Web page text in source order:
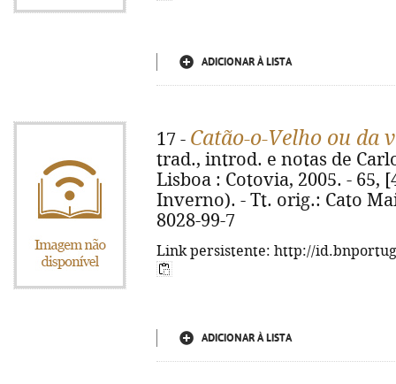
ADICIONAR À LISTA
17 - Catão-o-Velho ou da
trad., introd. e notas de
Lisboa : Cotovia, 2005. - 65,
Inverno). - Tt. orig.: Cato
8028-99-7
Link persistente: http://
ADICIONAR À LISTA